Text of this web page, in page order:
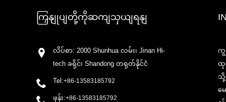
ကြှနျုပျတို့ကိုဆကျသှယျရနျ
လိပ်စာ: 2000 Shunhua လမ်း၊ Jinan Hi-
tech ခရိုင်၊ Shandong တရုတ်နိုင်ငံ
Tel:+86-13583185792
ဖုန်း:+86-13583185792
က
ထု
သို့
မ